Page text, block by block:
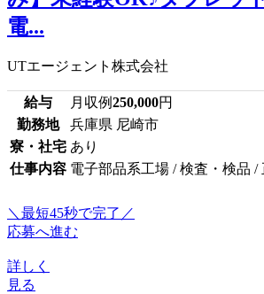
電...
UTエージェント株式会社
給与 月収例250,000円
勤務地
兵庫県 尼崎市
寮・社宅 あり
仕事内容 電子部品系工場 / 検査・検品 /
＼最短45秒で完了／
応募へ進む
詳しく
見る